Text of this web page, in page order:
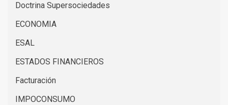
Doctrina Supersociedades
ECONOMIA
ESAL
ESTADOS FINANCIEROS
Facturación
IMPOCONSUMO